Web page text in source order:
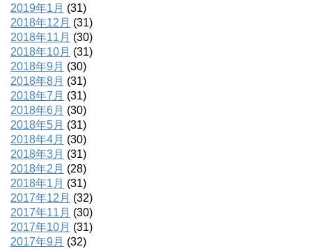
2019年1月 (31)
2018年12月 (31)
2018年11月 (30)
2018年10月 (31)
2018年9月 (30)
2018年8月 (31)
2018年7月 (31)
2018年6月 (30)
2018年5月 (31)
2018年4月 (30)
2018年3月 (31)
2018年2月 (28)
2018年1月 (31)
2017年12月 (32)
2017年11月 (30)
2017年10月 (31)
2017年9月 (32)